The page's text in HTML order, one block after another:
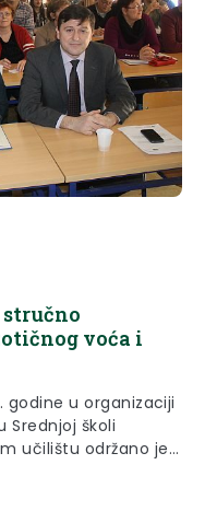
voća i
godine u organizaciji
Srednjoj školi
učilištu održano je